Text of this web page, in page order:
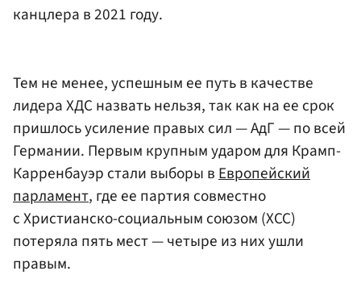
канцлера в 2021 году.
Тем не менее, успешным ее путь в качестве
лидера ХДС назвать нельзя, так как на ее срок
пришлось усиление правых сил — АдГ — по всей
Германии. Первым крупным ударом для Крамп-
Карренбауэр стали выборы вЕвропейский
парламент, где ее партия совместно
с Христианско-социальным союзом (ХСС)
потеряла пять мест — четыре из них ушли
правым.